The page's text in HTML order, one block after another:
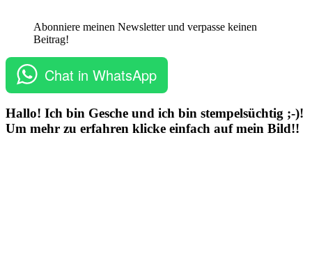
Abonniere meinen Newsletter und verpasse keinen
Beitrag!
Chat in WhatsApp
Hallo! Ich bin Gesche und ich bin stempelsüchtig ;-)!
Um mehr zu erfahren klicke einfach auf mein Bild!!